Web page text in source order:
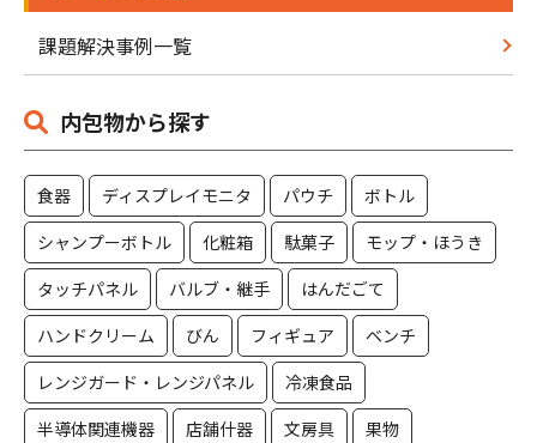
課題解決事例一覧
内包物から探す
食器 ディスプレイモニタ パウチ
ボトル
シャンプーボトル
化粧箱 駄菓子
モップ・ほうき
タッチパネル
バルブ・継手
はんだごて
ハンドクリーム
びん フィギュア
ベンチ
レンジガード・レンジパネル
冷凍食品
半導体関連機器
店舗什器 文房具 果物